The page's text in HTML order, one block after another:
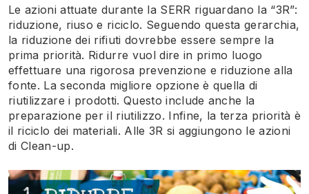
Le azioni attuate durante la SERR riguardano la “3R”:
riduzione, riuso e riciclo. Seguendo questa gerarchia,
la riduzione dei rifiuti dovrebbe essere sempre la
prima priorità. Ridurre vuol dire in primo luogo
effettuare una rigorosa prevenzione e riduzione alla
fonte. La seconda migliore opzione è quella di
riutilizzare i prodotti. Questo include anche la
preparazione per il riutilizzo. Infine, la terza priorità è
il riciclo dei materiali. Alle 3R si aggiungono le azioni
di Clean-up.